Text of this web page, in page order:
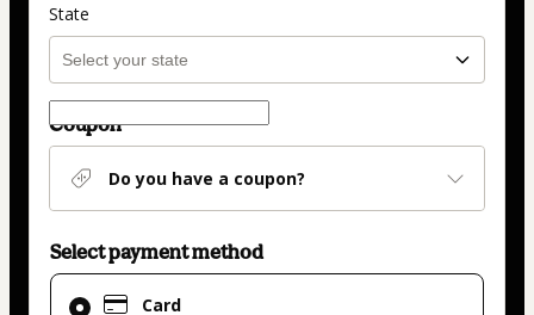
State
Coupon
Do you have a coupon?
Select payment method
Card
Card